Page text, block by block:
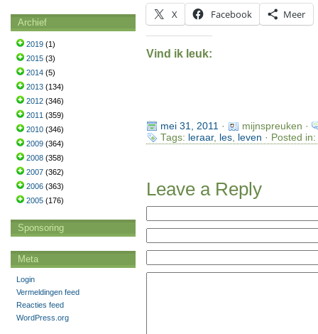
X Facebook Meer
Vind ik leuk:
mei 31, 2011 ·
mijnspreuken ·
Tags: leraar, les, leven · Posted in:
Leave a Reply
Archief
2019 (1)
2015 (3)
2014 (5)
2013 (134)
2012 (346)
2011 (359)
2010 (346)
2009 (364)
2008 (358)
2007 (362)
2006 (363)
2005 (176)
Sponsoring
Meta
Login
Vermeldingen feed
Reacties feed
WordPress.org